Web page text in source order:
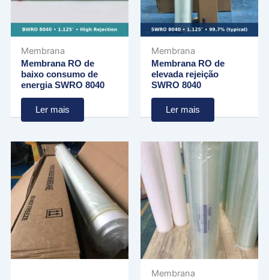
Membrana
Membrana RO de
baixo consumo de
energia SWRO 8040
Ler mais
Membrana
Membrana RO de
elevada rejeição
SWRO 8040
Ler mais
Membrana